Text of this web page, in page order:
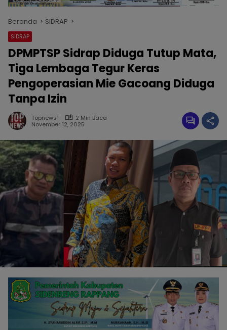
Beranda SIDRAP
SIDRAP
DPMPTSP Sidrap Diduga Tutup Mata,
Tiga Lembaga Tegur Keras
Pengoperasian Mie Gacoang Diduga
Tanpa Izin
Topnews1
2 Min Baca
November 12, 2025